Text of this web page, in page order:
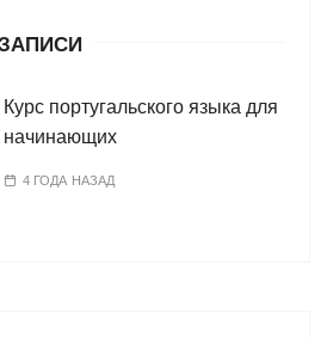
Курс португальского языка для
начинающих
4 ГОДА НАЗАД